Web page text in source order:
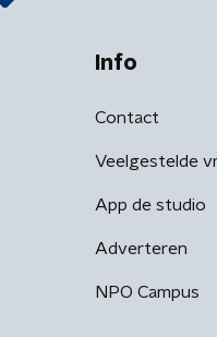
Info
Contact
Veelgestelde
App de studio
Adverteren
NPO Campus